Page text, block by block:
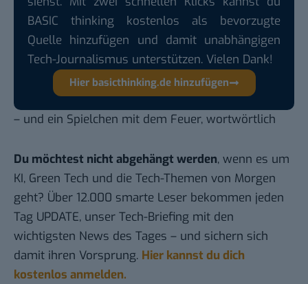
BASIC thinking kostenlos als bevorzugte
Quelle hinzufügen und damit unabhängigen
Tech-Journalismus unterstützen. Vielen Dank!
Hier basicthinking.de hinzufügen
– und ein Spielchen mit dem Feuer, wortwörtlich
Du möchtest nicht abgehängt werden, wenn es um
KI, Green Tech und die Tech-Themen von Morgen
geht? Über 12.000 smarte Leser bekommen jeden
Tag UPDATE, unser Tech-Briefing mit den
wichtigsten News des Tages – und sichern sich
damit ihren Vorsprung. Hier kannst du dich
kostenlos anmelden.